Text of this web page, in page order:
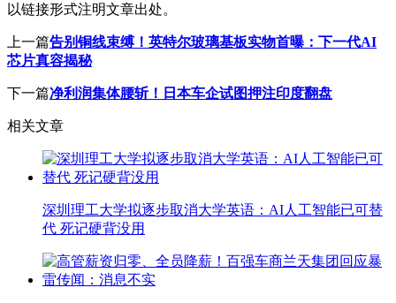
以链接形式注明文章出处。
上一篇告别铜线束缚！英特尔玻璃基板实物首曝：下一代AI
芯片真容揭秘
下一篇净利润集体腰斩！日本车企试图押注印度翻盘
相关文章
深圳理工大学拟逐步取消大学英语：AI人工智能已可替
代 死记硬背没用